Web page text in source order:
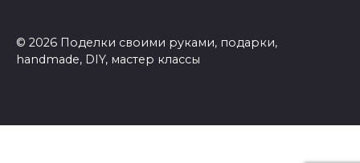
© 2026 Поделки своими руками, подарки,
handmade, DIY, мастер классы